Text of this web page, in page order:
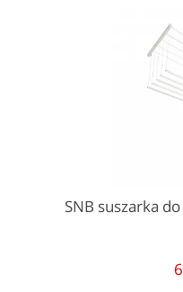
SNB suszarka